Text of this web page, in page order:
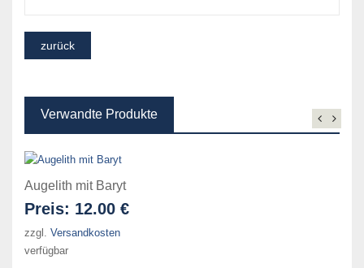
Verwandte Produkte
Augelith mit Baryt
Preis: 12.00 €
zzgl. Versandkosten
verfügbar